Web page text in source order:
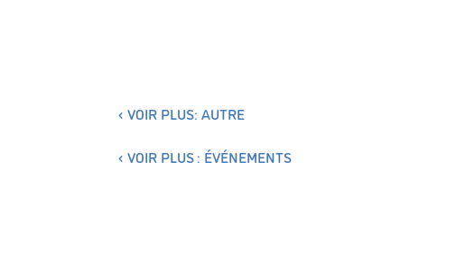
VOIR PLUS: AUTRE
VOIR PLUS : ÉVÉNEMENTS